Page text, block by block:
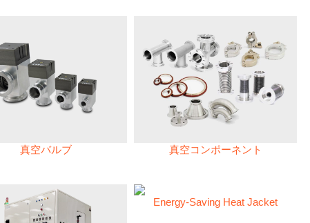
真空バルブ 真空コンポーネント
Energy-Saving Heat Jacket